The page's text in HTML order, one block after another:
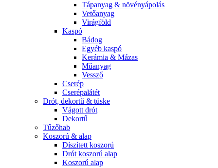
Tápanyag & növényápolás
Vetőanyag
Virágföld
Kaspó
Bádog
Egyéb kaspó
Kerámia & Mázas
Műanyag
Vessző
Cserép
Cserépalátét
Drót, dekortű & tüske
Vágott drót
Dekortű
Tűzőhab
Koszorú & alap
Díszített koszorú
Drót koszorú alap
Koszorú alap